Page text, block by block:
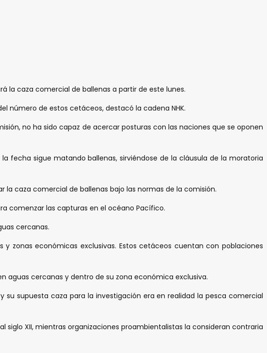
la caza comercial de ballenas a partir de este lunes.
número de estos cetáceos, destacó la cadena NHK.
no ha sido capaz de acercar posturas con las naciones que se oponen
fecha sigue matando ballenas, sirviéndose de la cláusula de la moratoria
caza comercial de ballenas bajo las normas de la comisión.
comenzar las capturas en el océano Pacífico.
cercanas.
zonas económicas exclusivas. Estos cetáceos cuentan con poblaciones
aguas cercanas y dentro de su zona económica exclusiva.
supuesta caza para la investigación era en realidad la pesca comercial
XII, mientras organizaciones proambientalistas la consideran contraria